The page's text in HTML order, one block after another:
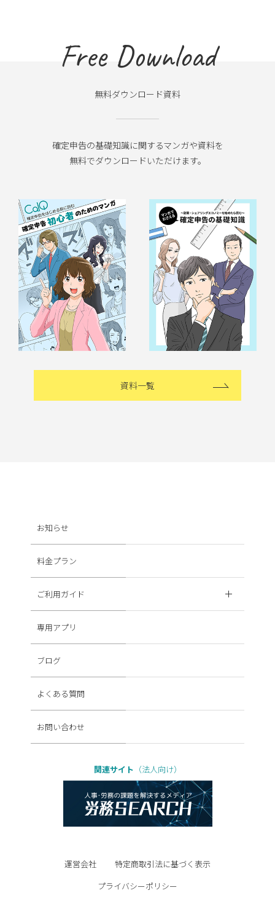
Free Download
無料ダウンロード資料
確定申告の基礎知識に関するマンガや資料を
無料でダウンロードいただけます。
資料一覧
お知らせ
料金プラン
ご利用ガイド
専用アプリ
ブログ
よくある質問
お問い合わせ
関連サイト （法人向け）
運営会社
特定商取引法に基づく表示
プライバシーポリシー